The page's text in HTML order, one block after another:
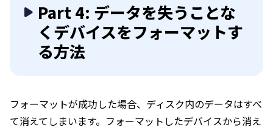
Part 4: データを失うことな
くデバイスをフォーマットす
る方法
フォーマットが成功した場合、ディスク内のデータはすべ
て消えてしまいます。フォーマットしたデバイスから消え